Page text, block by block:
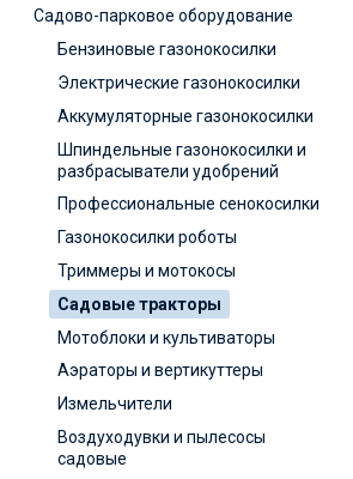
Садово-парковое оборудование
Бензиновые газонокосилки
Электрические газонокосилки
Аккумуляторные газонокосилки
Шпиндельные газонокосилки и
разбрасыватели удобрений
Профессиональные сенокосилки
Газонокосилки роботы
Триммеры и мотокосы
Садовые тракторы
Мотоблоки и культиваторы
Аэраторы и вертикуттеры
Измельчители
Воздуходувки и пылесосы
садовые